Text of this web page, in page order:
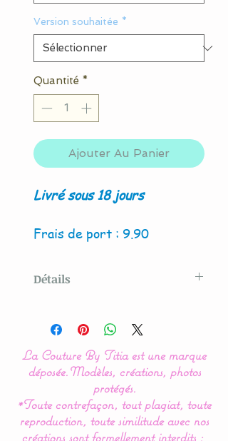
Version souhaitée *
Quantité *
Ajouter Au Panier
Livré sous 18 jours
Frais de port : 9.90
Détails
Couture By Titia
Possibilité de création avec
4 hiboux et/ou renard.
Ce tour de Lit nuage hibou
La Couture By Titia est une marque
déposée.Modèles, créations, photos
protégés.
*Toute contrefaçon, tout plagiat, toute
reproduction, toute similitude avec nos
créations sont formellement interdits :